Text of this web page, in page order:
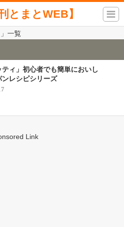
とまとWEB】
」一覧
ティ」初心者でも簡単においし
ンレシピシリーズ
Link